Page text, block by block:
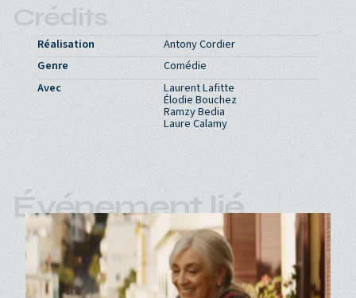
Crédits
Réalisation
Antony Cordier
Genre
Comédie
Avec
Laurent Lafitte
Élodie Bouchez
Ramzy Bedia
Laure Calamy
Événement lié